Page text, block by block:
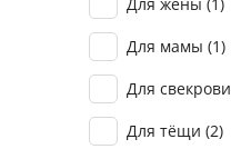
Для мамы (1)
Для свекрови
Для тёщи (2)